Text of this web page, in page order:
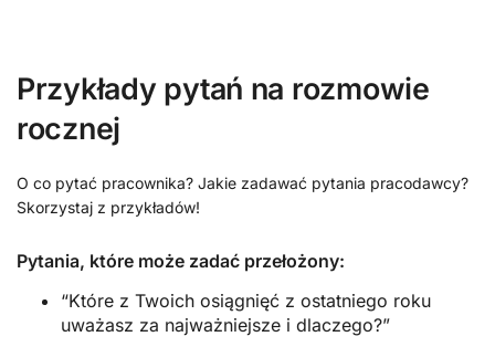
Przykłady pytań na rozmowie
rocznej
O co pytać pracownika? Jakie zadawać pytania pracodawcy?
Skorzystaj z przykładów!
Pytania, które może zadać przełożony:
“Które z Twoich osiągnięć z ostatniego roku
uważasz za najważniejsze i dlaczego?”